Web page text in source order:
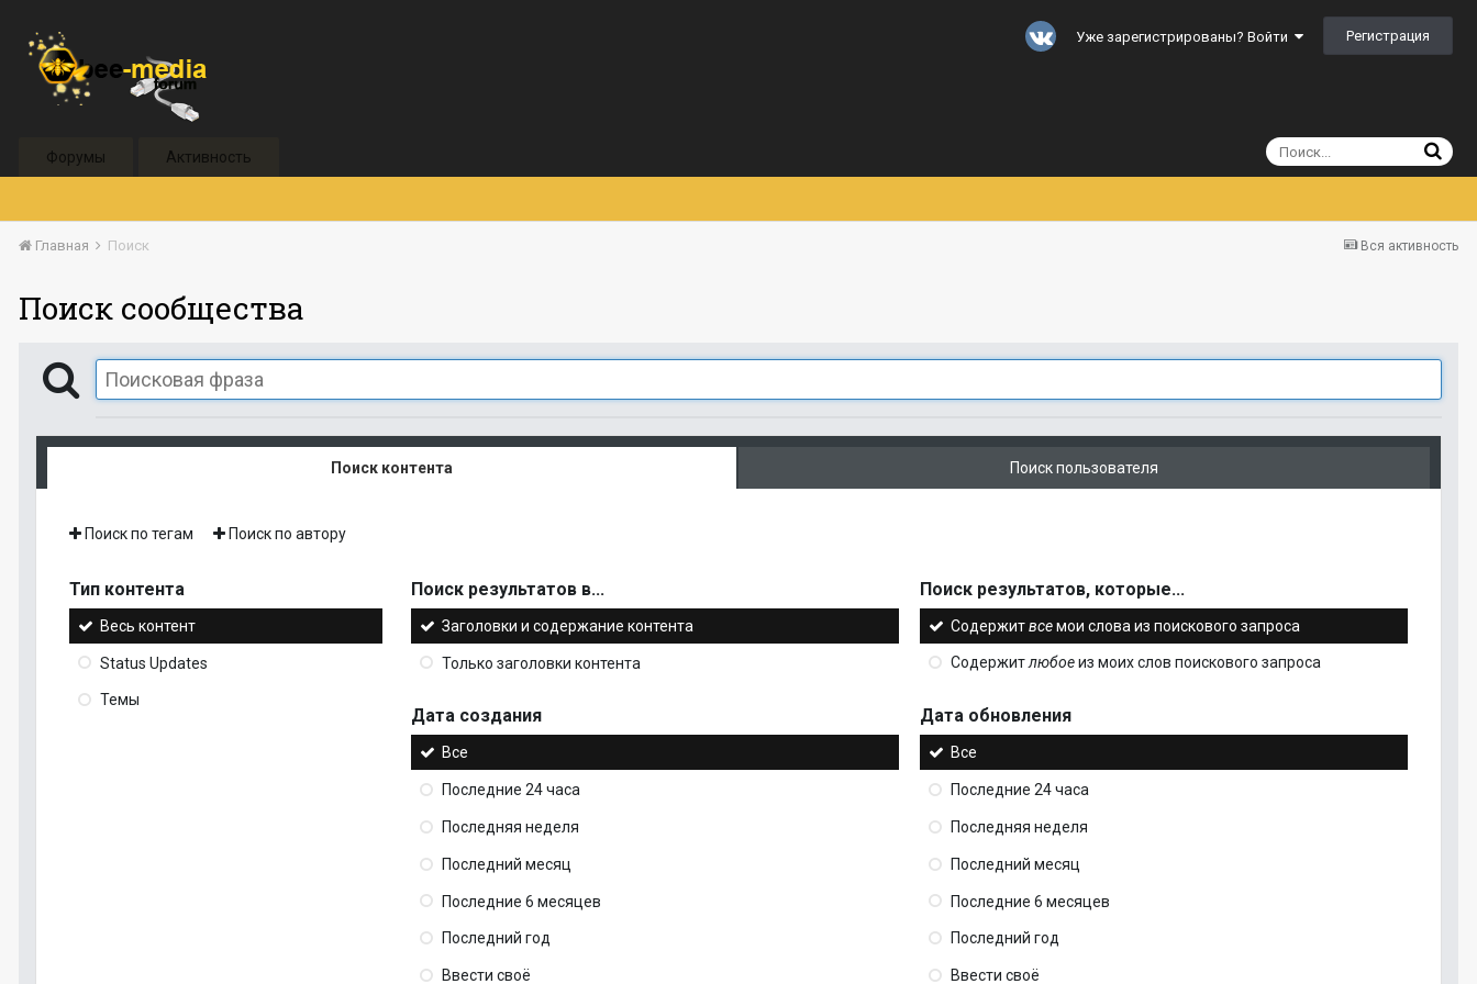
Уже зарегистрированы? Войти Регистрация
Форумы Активность
Вся активность
Главная Поиск
Поиск сообщества
Поиск контента Поиск пользователя
Поиск по тегам Поиск по автору
Тип контента
Весь контент
Status Updates
Темы
Поиск результатов в...
Заголовки и содержание контента
Только заголовки контента
Поиск результатов, которые...
Содержитвсемои слова из поискового запроса
Содержитлюбоеиз моих слов поискового запроса
Дата создания
Все
Последние 24 часа
Последняя неделя
Последний месяц
Последние 6 месяцев
Последний год
Ввести своё
Дата обновления
Все
Последние 24 часа
Последняя неделя
Последний месяц
Последние 6 месяцев
Последний год
Ввести своё